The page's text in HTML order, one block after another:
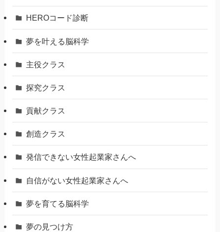
HEROコード診断
夢を叶える脳科学
主役クラス
探究クラス
貢献クラス
創造クラス
発信できない女性起業家さんへ
自信がない女性起業家さんへ
夢を育てる脳科学
夢の見つけ方